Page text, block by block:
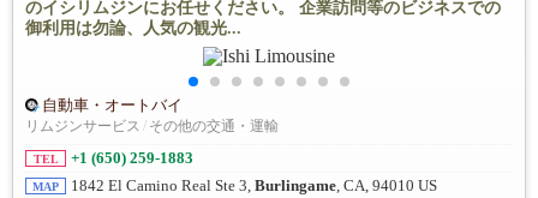
のイシリムジンにお任せください。 企業訪問等のビジネスでの
御利用は勿論、人気の観光...
自動車・オートバイ
リムジンサービス / その他の交通・運輸
TEL +1 (650) 259-1883
MAP 1842 El Camino Real Ste 3, Burlingame , CA, 94010 US